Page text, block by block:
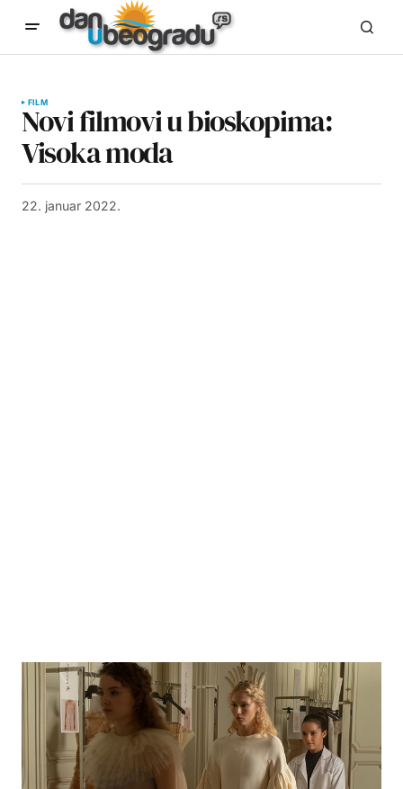
FILM
Novi filmovi u bioskopima:
Visoka moda
22. januar 2022.